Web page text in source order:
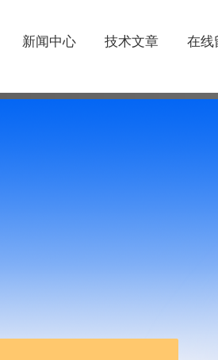
新闻中心 技术文章 在线